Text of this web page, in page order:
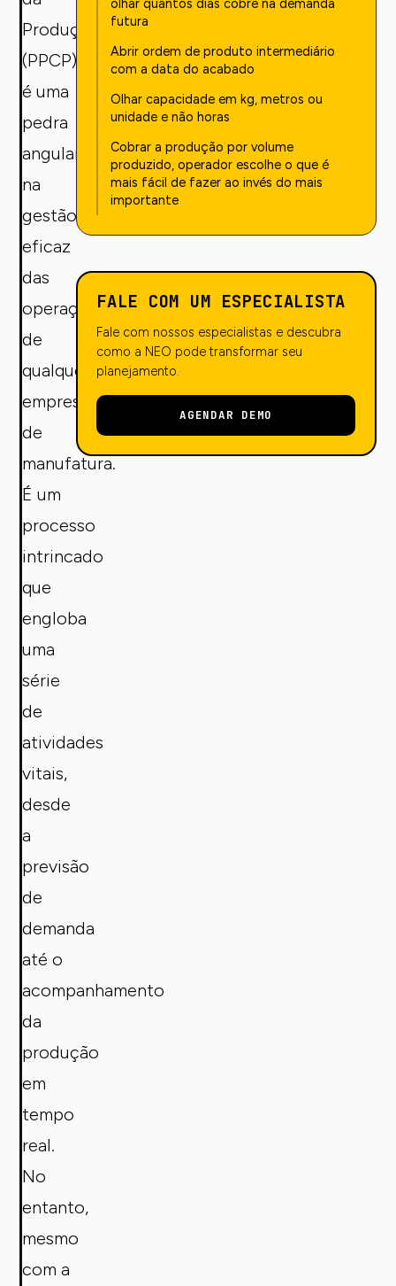
Produção
(PPCP)
é uma
pedra
angular
na
gestão
eficaz
das
operações
de
qualquer
empresa
de
manufatura.
É um
processo
intrincado
que
engloba
uma
série
de
atividades
vitais,
desde
a
previsão
de
demanda
até o
acompanhamento
da
produção
em
tempo
real.
No
entanto,
mesmo
com a
olhar quantos dias cobre na demanda
futura ‍
Abrir ordem de produto intermediário
com a data do acabado ‍
Olhar capacidade em kg, metros ou
unidade e não horas ‍
Cobrar a produção por volume
produzido, operador escolhe o que é
mais fácil de fazer ao invés do mais
importante ‍
FALE COM UM ESPECIALISTA
Fale com nossos especialistas e descubra
como a NEO pode transformar seu
planejamento.
AGENDAR DEMO